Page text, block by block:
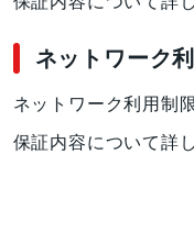
ネットワーク
ネットワーク利用制
保証内容について詳